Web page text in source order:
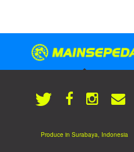
Produce in Surabaya, Indonesia